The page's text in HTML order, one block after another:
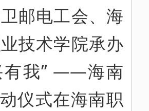
邮电工会、海
技术学院承办
有我” ——海南
仪式在海南职